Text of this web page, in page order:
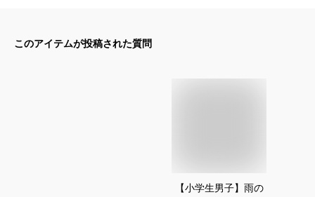
このアイテムが投稿された質問
【小学生男子】雨の